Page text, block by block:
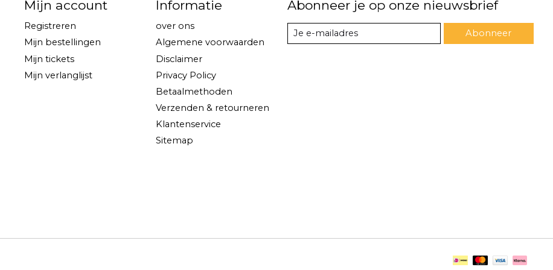
Mijn account
Registreren
Mijn bestellingen
Mijn tickets
Mijn verlanglijst
Informatie
over ons
Algemene voorwaarden
Disclaimer
Privacy Policy
Betaalmethoden
Verzenden & retourneren
Klantenservice
Sitemap
Abonneer je op onze nieuwsbrief
Abonneer